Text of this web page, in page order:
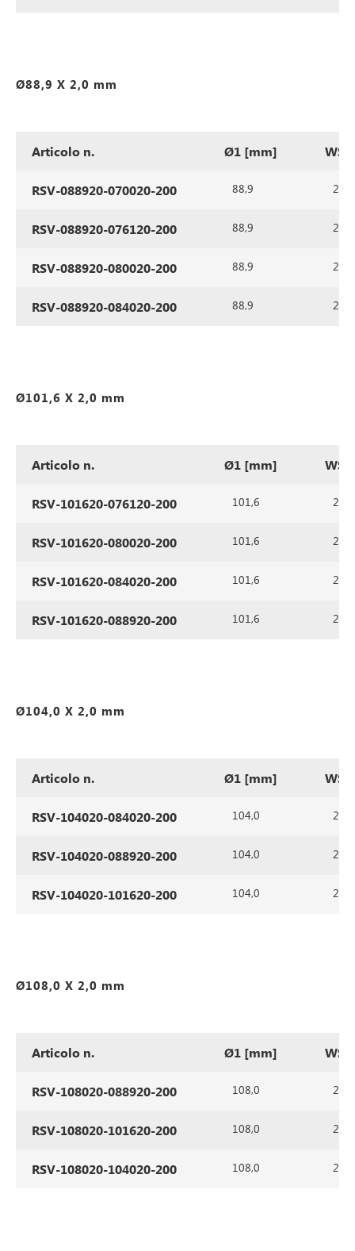
Ø88,9 X 2,0 mm
Articolo n. Ø1 [mm]
RSV-088920-070020-200 88,9 2,0
RSV-088920-076120-200 88,9 2,0
RSV-088920-080020-200 88,9 2,0
RSV-088920-084020-200 88,9 2,0
Ø101,6 X 2,0 mm
Articolo n. Ø1 [mm]
RSV-101620-076120-200 101,6 2,0
RSV-101620-080020-200 101,6 2,0
RSV-101620-084020-200 101,6 2,0
RSV-101620-088920-200 101,6 2,0
Ø104,0 X 2,0 mm
Articolo n. Ø1 [mm]
RSV-104020-084020-200 104,0 2,0
RSV-104020-088920-200 104,0 2,0
RSV-104020-101620-200 104,0 2,0
Ø108,0 X 2,0 mm
Articolo n. Ø1 [mm]
RSV-108020-088920-200 108,0 2,0
RSV-108020-101620-200 108,0 2,0
RSV-108020-104020-200 108,0 2,0